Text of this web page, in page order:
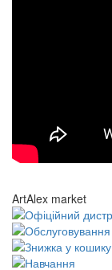
ArtAlex market